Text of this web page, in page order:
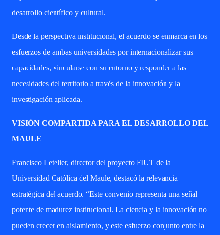
desarrollo científico y cultural.
Desde la perspectiva institucional, el acuerdo se enmarca en los
esfuerzos de ambas universidades por internacionalizar sus
capacidades, vincularse con su entorno y responder a las
necesidades del territorio a través de la innovación y la
investigación aplicada.
VISIÓN COMPARTIDA PARA EL DESARROLLO DEL
MAULE
Francisco Letelier, director del proyecto FIUT de la
Universidad Católica del Maule, destacó la relevancia
estratégica del acuerdo. “Este convenio representa una señal
potente de madurez institucional. La ciencia y la innovación no
pueden crecer en aislamiento, y este esfuerzo conjunto entre la